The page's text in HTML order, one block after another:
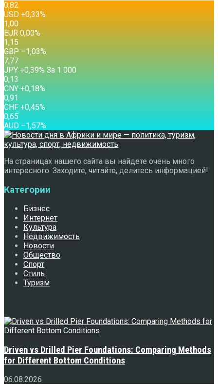
0,82
USD +0,33%
1,00
EUR 0,00%
1,15
GBP –1,03%
7,77
JPY +0,39% За 1 000
0,13
CNY +0,18%
0,91
CHF +0,45%
0,65
AUD –1,57%
На страницах нашего сайта вы найдете очень много
интересного. Заходите, читайте, делитесь информацией!
Категории
Бизнес
Интернет
Культура
Недвижимость
Новости
Общество
Спорт
Стиль
Туризм
Driven vs Drilled Pier Foundations: Comparing Methods
for Different Bottom Conditions
06.08.2026